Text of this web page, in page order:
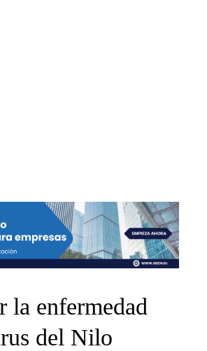
la enfermedad
del Nilo